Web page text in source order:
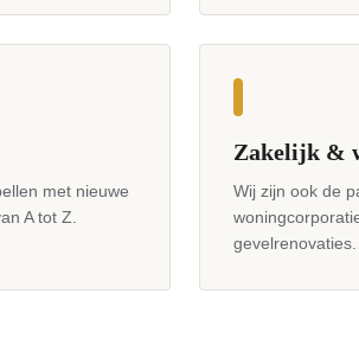
met nieuwe
A tot Z.
Zakelijk &
Wij zijn ook de
gevelrenovaties.